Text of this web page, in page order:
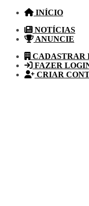
INÍCIO
NOTÍCIAS
ANUNCIE
CADASTRAR
FAZER
CRIAR